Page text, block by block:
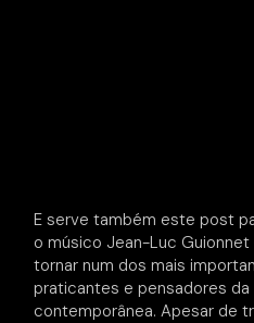
E serve também este post
o músico Jean-Luc
tornar num dos mais
praticantes e pensadores da
contemporânea. Apesar de